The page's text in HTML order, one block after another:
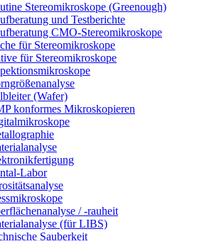
Stereomikroskope (Greenough)
und Testberichte
CMO-Stereomikroskope
für Stereomikroskope
für Stereomikroskope
(Wafer)
konformes Mikroskopieren
Labor
/ -rauheit
(für LIBS)
Sauberkeit